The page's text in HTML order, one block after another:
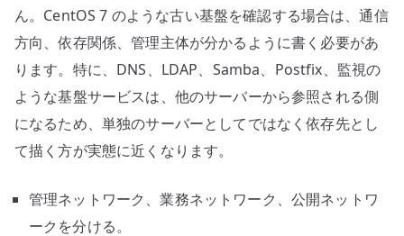
ん。CentOS 7 のような古い基盤を確認する場合は、通信
方向、依存関係、管理主体が分かるように書く必要があ
ります。特に、DNS、LDAP、Samba、Postfix、監視の
ような基盤サービスは、他のサーバーから参照される側
になるため、単独のサーバーとしてではなく依存先とし
て描く方が実態に近くなります。
管理ネットワーク、業務ネットワーク、公開ネットワ
ークを分ける。